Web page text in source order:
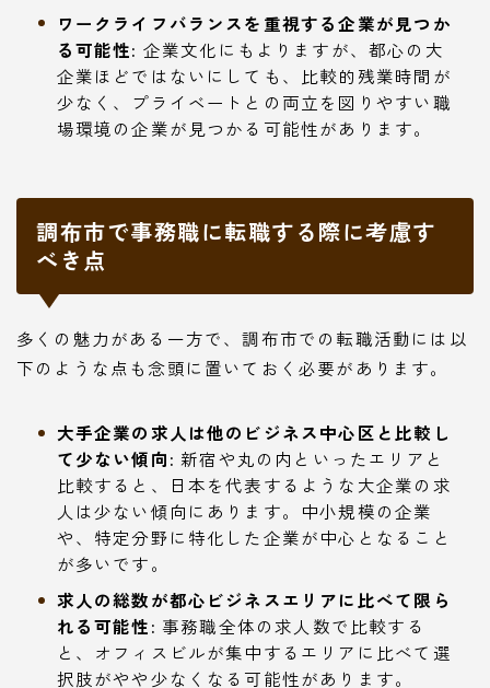
ワークライフバランスを重視する企業が見つか
る可能性: 企業文化にもよりますが、都心の大
企業ほどではないにしても、比較的残業時間が
少なく、プライベートとの両立を図りやすい職
場環境の企業が見つかる可能性があります。
調布市で事務職に転職する際に考慮す
べき点
多くの魅力がある一方で、調布市での転職活動には以
下のような点も念頭に置いておく必要があります。
大手企業の求人は他のビジネス中心区と比較し
て少ない傾向: 新宿や丸の内といったエリアと
比較すると、日本を代表するような大企業の求
人は少ない傾向にあります。中小規模の企業
や、特定分野に特化した企業が中心となること
が多いです。
求人の総数が都心ビジネスエリアに比べて限ら
れる可能性: 事務職全体の求人数で比較する
と、オフィスビルが集中するエリアに比べて選
択肢がやや少なくなる可能性があります。